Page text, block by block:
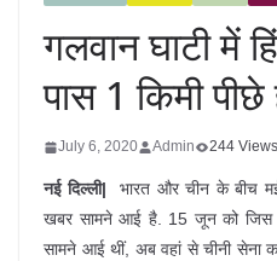
गलवान घाटी में
पास 1 किमी
July 6, 2020 Admin 244 Views
नई दिल्ली| भारत और चीन के बीच
खबर सामने आई है. 15 जून को जिस
सामने आई थीं, अब वहां से चीनी सेना